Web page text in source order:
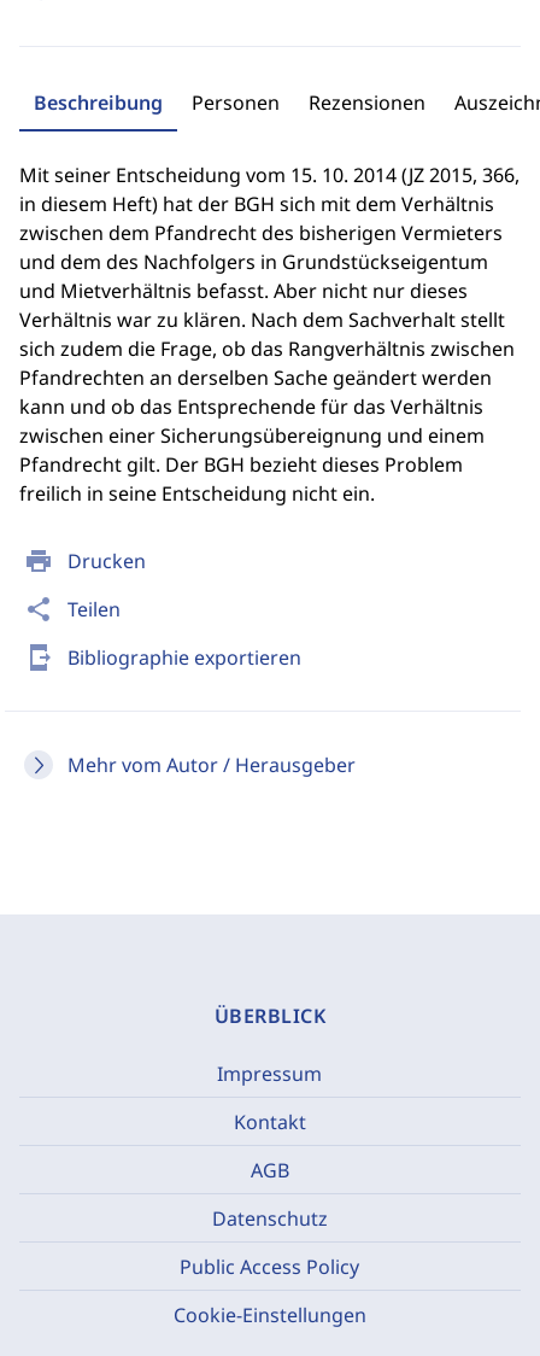
print Drucken
share Teilen
send_to_mobile Bibliographie exportieren
Mehr vom Autor / Herausgeber
Beschreibung Personen Rezensionen
Mit seiner Entscheidung vom 15. 10. 2014 (JZ 2015, 366,
in diesem Heft) hat der BGH sich mit dem Verhältnis
zwischen dem Pfandrecht des bisherigen Vermieters
und dem des Nachfolgers in Grundstückseigentum
und Mietverhältnis befasst. Aber nicht nur dieses
Verhältnis war zu klären. Nach dem Sachverhalt stellt
sich zudem die Frage, ob das Rangverhältnis zwischen
Pfandrechten an derselben Sache geändert werden
kann und ob das Entsprechende für das Verhältnis
zwischen einer Sicherungsübereignung und einem
Pfandrecht gilt. Der BGH bezieht dieses Problem
freilich in seine Entscheidung nicht ein.
ÜBERBLICK
Impressum
Kontakt
AGB
Datenschutz
Public Access Policy
Cookie-Einstellungen